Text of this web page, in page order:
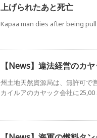
上げられたあと死亡
Kapaa man dies after being
【News】違法経営のカ
州土地天然資源局は、無許可で
カイルアのカヤック会社に25,00